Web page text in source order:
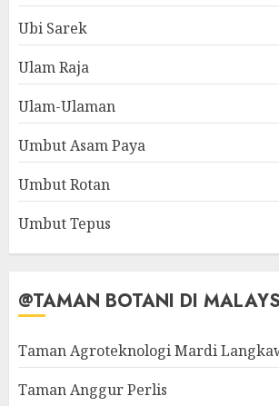
Ubi Sarek
Ulam Raja
Ulam-Ulaman
Umbut Asam Paya
Umbut Rotan
Umbut Tepus
@TAMAN BOTANI DI
Taman Agroteknologi Mardi
Taman Anggur Perlis